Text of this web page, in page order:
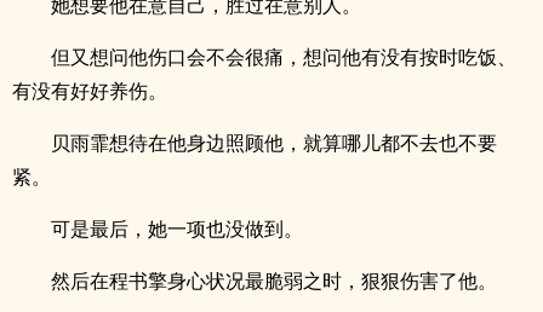
但又想问他伤口会不会很痛，想问他有没有按时吃饭、
有没有好好养伤。
贝雨霏想待在他身边照顾他，就算哪儿都不去也不要
紧。
可是最后，她一项也没做到。
然后在程书擎身心状况最脆弱之时，狠狠伤害了他。